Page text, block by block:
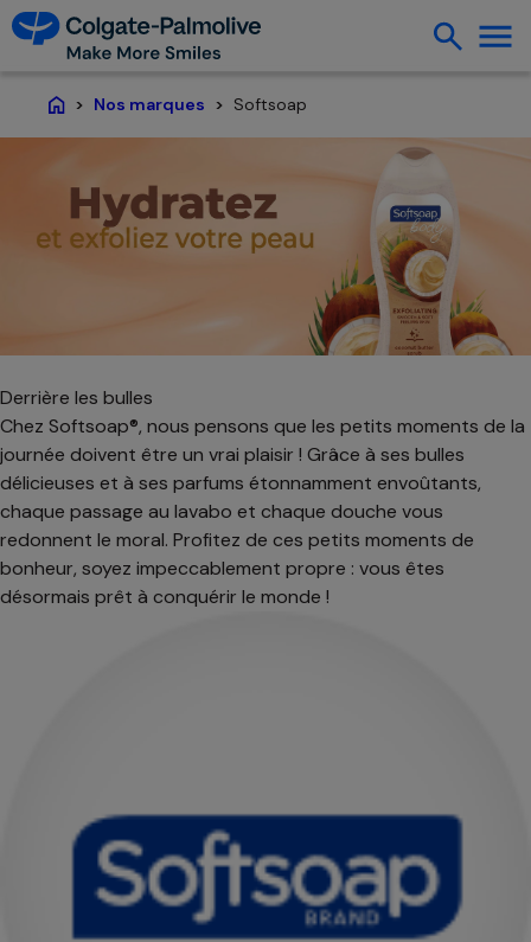
Nos marques Softsoap
Derrière les bulles
Chez Softsoap®, nous pensons que les petits moments de la
journée doivent être un vrai plaisir ! Grâce à ses bulles
délicieuses et à ses parfums étonnamment envoûtants,
chaque passage au lavabo et chaque douche vous
redonnent le moral. Profitez de ces petits moments de
bonheur, soyez impeccablement propre : vous êtes
désormais prêt à conquérir le monde !